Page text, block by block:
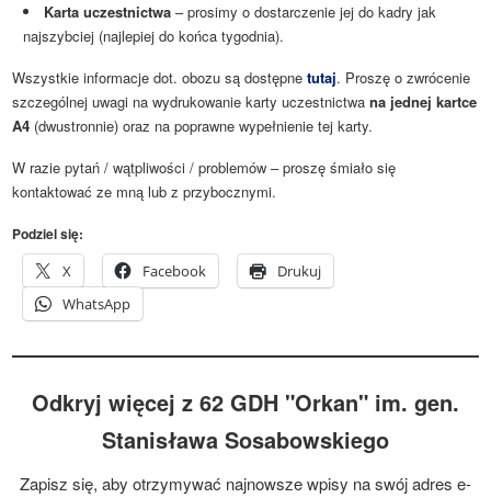
Karta uczestnictwa – prosimy o dostarczenie jej do kadry jak
najszybciej (najlepiej do końca tygodnia).
Wszystkie informacje dot. obozu są dostępnetutaj. Proszę o zwrócenie
szczególnej uwagi na wydrukowanie karty uczestnictwana jednej kartce
A4 (dwustronnie) oraz na poprawne wypełnienie tej karty.
W razie pytań / wątpliwości / problemów – proszę śmiało się
kontaktować ze mną lub z przybocznymi.
Podziel się:
X
Facebook
Drukuj
WhatsApp
Odkryj więcej z 62 GDH "Orkan" im. gen.
Stanisława Sosabowskiego
Zapisz się, aby otrzymywać najnowsze wpisy na swój adres e-